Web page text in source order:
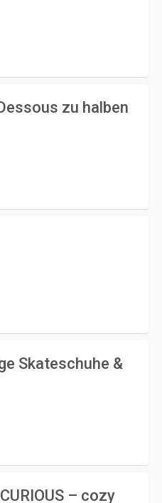
zu halben
Skateschuhe &
– cozy